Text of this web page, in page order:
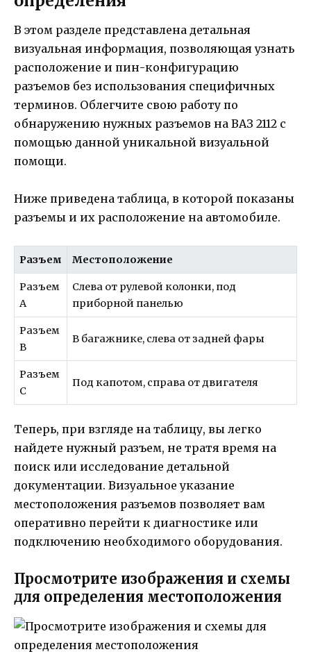
В этом разделе представлена детальная
визуальная информация, позволяющая узнать
расположение и пин-конфигурацию
разъемов без использования специфичных
терминов. Облегчите свою работу по
обнаружению нужных разъемов на ВАЗ 2112 с
помощью данной уникальной визуальной
помощи.
Ниже приведена таблица, в которой показаны
разъемы и их расположение на автомобиле.
Разъем Местоположение
Разъем
A
Слева от рулевой колонки, под
приборной панелью
Разъем
B
В багажнике, слева от задней фары
Разъем
C
Под капотом, справа от двигателя
Теперь, при взгляде на таблицу, вы легко
найдете нужный разъем, не тратя время на
поиск или исследование детальной
документации. Визуальное указание
местоположения разъемов позволяет вам
оперативно перейти к диагностике или
подключению необходимого оборудования.
Просмотрите изображения и схемы
для определения местоположения